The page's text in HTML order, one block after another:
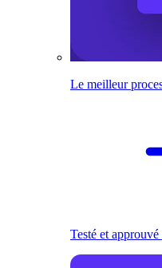
Le meilleur
Testé et